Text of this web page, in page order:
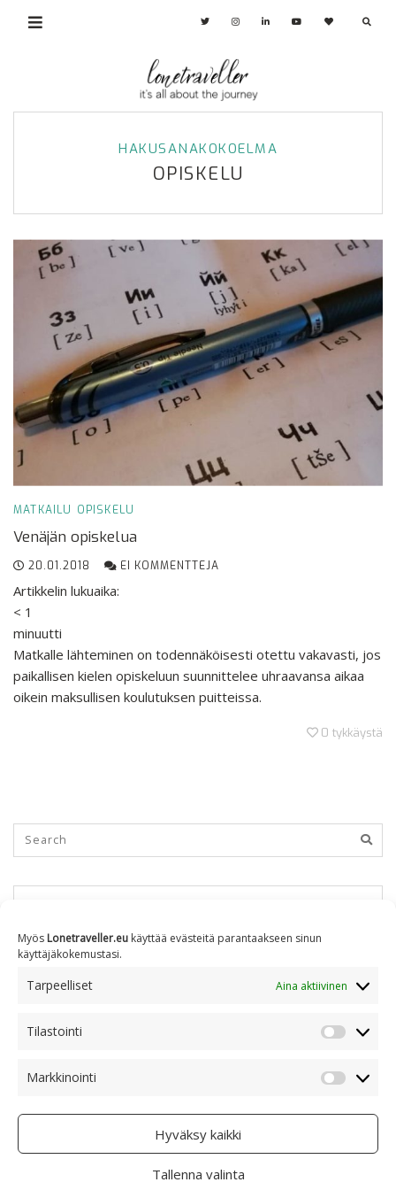
Myös Lonetraveller.eu käyttää evästeitä parantaakseen sinun
käyttäjäkokemustasi.
Tarpeelliset Aina aktiivinen
Tilastointi
Markkinointi
Hyväksy kaikki
Tallenna valinta
HAKUSANAKOKOELMA
OPISKELU
MATKAILU OPISKELU
Venäjän opiskelua
20.01.2018 EI KOMMENTTEJA
Artikkelin lukuaika:
< 1
minuutti
Matkalle lähteminen on todennäköisesti otettu vakavasti, jos
paikallisen kielen opiskeluun suunnittelee uhraavansa aikaa
oikein maksullisen koulutuksen puitteissa.
0 tykkäystä
Kuukausittain
Aiheittain
COPYRIGHT © 2005 - 2023 RAMI RANTA